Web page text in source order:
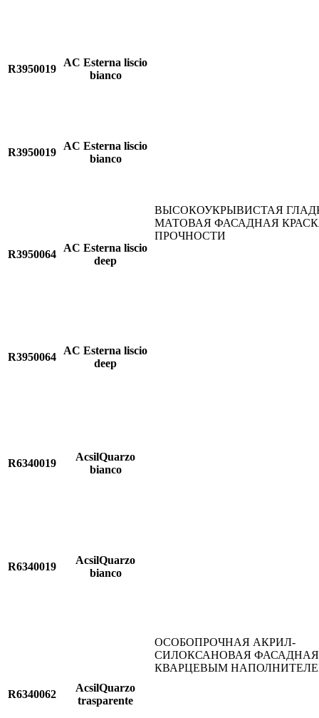
R3950019
AC Esterna liscio
bianco
ВЫСОКОУКРЫВИСТАЯ
МАТОВАЯ ФАСАДНАЯ
ПРОЧНОСТИ
R3950019
AC Esterna liscio
bianco
R3950064
AC Esterna liscio
deep
R3950064
AC Esterna liscio
deep
R6340019
AcsilQuarzo
bianco
ОСОБОПРОЧНАЯ АКРИЛ-
СИЛОКСАНОВАЯ ФАСАДНАЯ
КВАРЦЕВЫМ
R6340019
AcsilQuarzo
bianco
R6340062
AcsilQuarzo
trasparente